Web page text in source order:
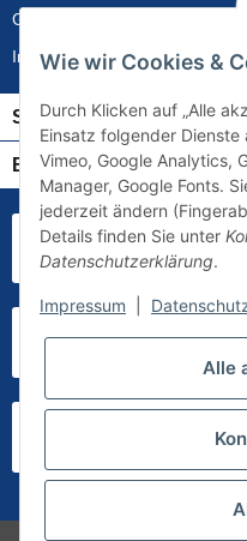
Gewährleistung
Impressum
Service
Bezahlung & Versand
Wie wir Cookies &
Durch Klicken auf „Alle
Einsatz folgender Dienste
Vimeo, Google Analytics,
Manager, Google Fonts.
jederzeit ändern
Details finden Sie unter
Datenschutzerklärung.
Impressum
Alle